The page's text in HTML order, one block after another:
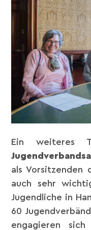
Ein weiteres
als Vorsitzenden
auch sehr
Jugendliche in
60
engagieren sich